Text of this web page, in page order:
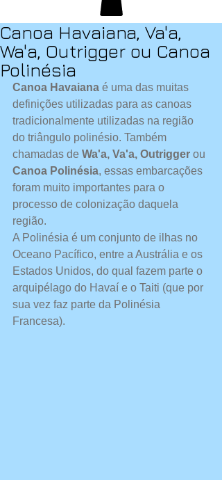
Canoa Havaiana, Va'a,
Wa'a, Outrigger ou Canoa
Polinésia
Canoa Havaiana é uma das muitas
definições utilizadas para as canoas
tradicionalmente utilizadas na região
do triângulo polinésio. Também
chamadas de Wa'a, Va'a, Outrigger ou
Canoa Polinésia, essas embarcações
foram muito importantes para o
processo de colonização daquela
região.
A Polinésia é um conjunto de ilhas no
Oceano Pacífico, entre a Austrália e os
Estados Unidos, do qual fazem parte o
arquipélago do Havaí e o Taiti (que por
sua vez faz parte da Polinésia
Francesa).